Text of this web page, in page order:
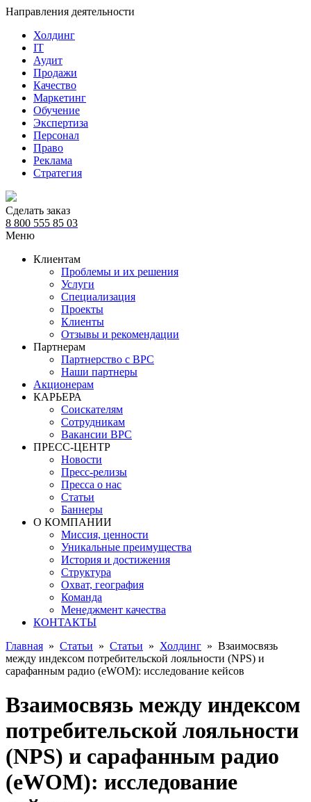
Направления деятельности
Холдинг
IT
Аудит
Продажи
Качество
Маркетинг
Обучение
Экспертиза
Персонал
Право
Реклама
Стратегия
Сделать заказ
8 800 555 85 03
Меню
Клиентам
Проблемы и их решения
Услуги
Специализация
Проекты
Клиенты
Отзывы и рекомендации
Партнерам
Партнерство с BPC
Наши партнеры
Акционерам
КАРЬЕРА
Соискателям
Сотрудникам
Вакансии BPC
ПРЕСС-ЦЕНТР
Новости
Пресс-релизы
Пресса о нас
Статьи
Баннеры
О КОМПАНИИ
Миссия, ценности
Уникальные преимущества
История и достижения
Структура
Охват, география
Команда
Менеджмент качества
КОНТАКТЫ
Главная » Статьи » Статьи » Холдинг » Взаимосвязь
между индексом потребительской лояльности (NPS) и
сарафанным радио (eWOM): исследование кейсов
Взаимосвязь между индексом
потребительской лояльности
(NPS) и сарафанным радио
(eWOM): исследование